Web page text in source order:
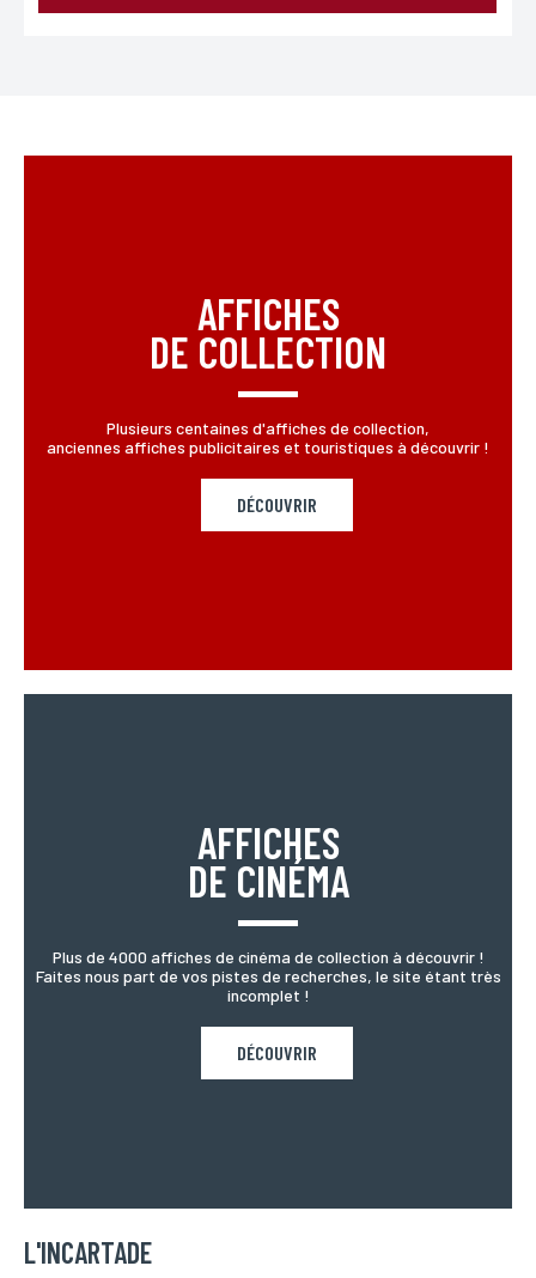
AFFICHES
DE COLLECTION
Plusieurs centaines d'affiches de collection,
anciennes affiches publicitaires et touristiques à découvrir !
DÉCOUVRIR
AFFICHES
DE CINÉMA
Plus de 4000 affiches de cinéma de collection à découvrir !
Faites nous part de vos pistes de recherches, le site étant très
incomplet !
DÉCOUVRIR
L'INCARTADE